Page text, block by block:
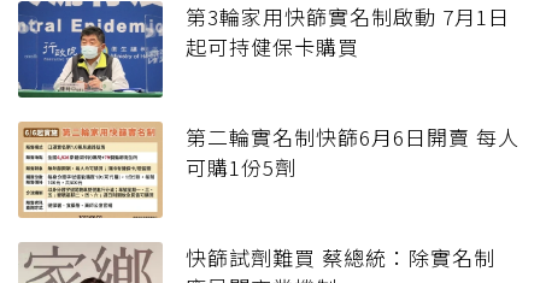
第3輪家用快篩實名制啟動 7月1日
起可持健保卡購買
第二輪實名制快篩6月6日開賣 每人
可購1份5劑
快篩試劑難買 蔡總統：除實名制